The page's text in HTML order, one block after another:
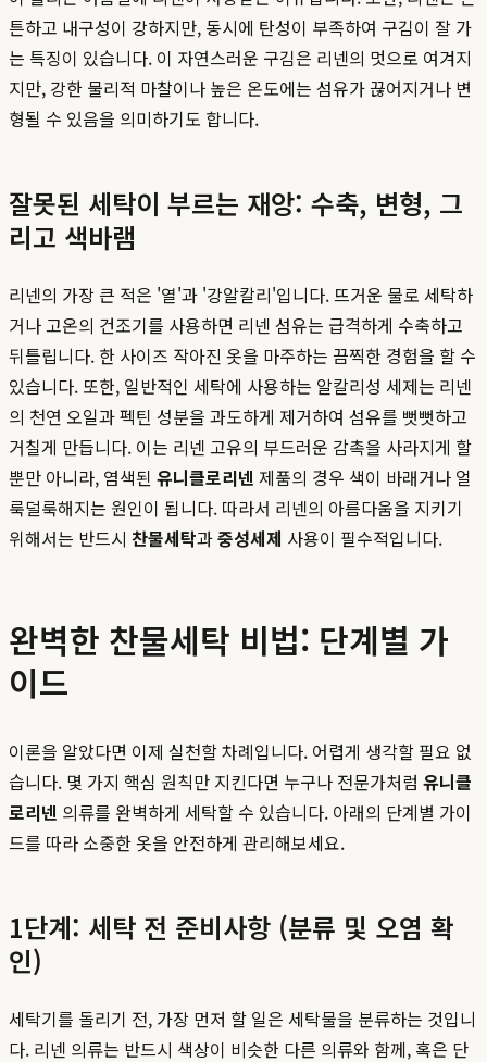
튼하고 내구성이 강하지만, 동시에 탄성이 부족하여 구김이 잘 가
는 특징이 있습니다. 이 자연스러운 구김은 리넨의 멋으로 여겨지
지만, 강한 물리적 마찰이나 높은 온도에는 섬유가 끊어지거나 변
형될 수 있음을 의미하기도 합니다.
잘못된 세탁이 부르는 재앙: 수축, 변형, 그
리고 색바램
리넨의 가장 큰 적은 '열'과 '강알칼리'입니다. 뜨거운 물로 세탁하
거나 고온의 건조기를 사용하면 리넨 섬유는 급격하게 수축하고
뒤틀립니다. 한 사이즈 작아진 옷을 마주하는 끔찍한 경험을 할 수
있습니다. 또한, 일반적인 세탁에 사용하는 알칼리성 세제는 리넨
의 천연 오일과 펙틴 성분을 과도하게 제거하여 섬유를 뻣뻣하고
거칠게 만듭니다. 이는 리넨 고유의 부드러운 감촉을 사라지게 할
뿐만 아니라, 염색된 유니클로리넨 제품의 경우 색이 바래거나 얼
룩덜룩해지는 원인이 됩니다. 따라서 리넨의 아름다움을 지키기
위해서는 반드시 찬물세탁과중성세제 사용이 필수적입니다.
완벽한 찬물세탁 비법: 단계별 가
이드
이론을 알았다면 이제 실천할 차례입니다. 어렵게 생각할 필요 없
습니다. 몇 가지 핵심 원칙만 지킨다면 누구나 전문가처럼 유니클
로리넨 의류를 완벽하게 세탁할 수 있습니다. 아래의 단계별 가이
드를 따라 소중한 옷을 안전하게 관리해보세요.
1단계: 세탁 전 준비사항 (분류 및 오염 확
인)
세탁기를 돌리기 전, 가장 먼저 할 일은 세탁물을 분류하는 것입니
다. 리넨 의류는 반드시 색상이 비슷한 다른 의류와 함께, 혹은 단